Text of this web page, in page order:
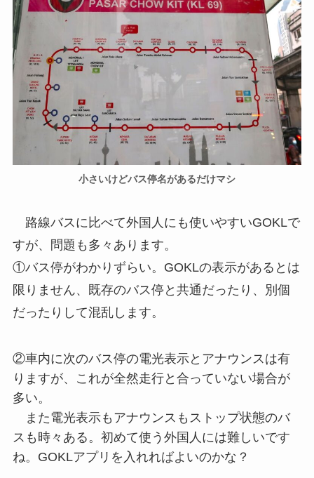
小さいけどバス停名があるだけマシ
路線バスに比べて外国人にも使いやすいGOKLで
すが、問題も多々あります。
①バス停がわかりずらい。GOKLの表示があるとは
限りません、既存のバス停と共通だったり、別個
だったりして混乱します。
②車内に次のバス停の電光表示とアナウンスは有
りますが、これが全然走行と合っていない場合が
多い。
また電光表示もアナウンスもストップ状態のバ
スも時々ある。初めて使う外国人には難しいです
ね。GOKLアプリを入れればよいのかな？